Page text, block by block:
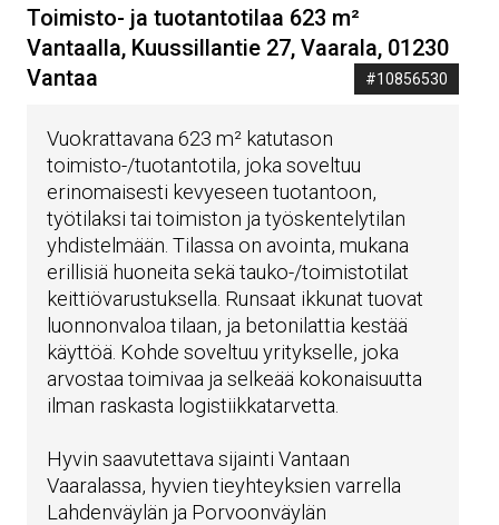
Toimisto- ja tuotantotilaa 623 m²
Vantaalla, Kuussillantie 27, Vaarala, 01230
Vantaa
#10856530
Vuokrattavana 623 m² katutason
toimisto-/tuotantotila, joka soveltuu
erinomaisesti kevyeseen tuotantoon,
työtilaksi tai toimiston ja työskentelytilan
yhdistelmään. Tilassa on avointa, mukana
erillisiä huoneita sekä tauko-/toimistotilat
keittiövarustuksella. Runsaat ikkunat tuovat
luonnonvaloa tilaan, ja betonilattia kestää
käyttöä. Kohde soveltuu yritykselle, joka
arvostaa toimivaa ja selkeää kokonaisuutta
ilman raskasta logistiikkatarvetta.
Hyvin saavutettava sijainti Vantaan
Vaaralassa, hyvien tieyhteyksien varrella
Lahdenväylän ja Porvoonväylän